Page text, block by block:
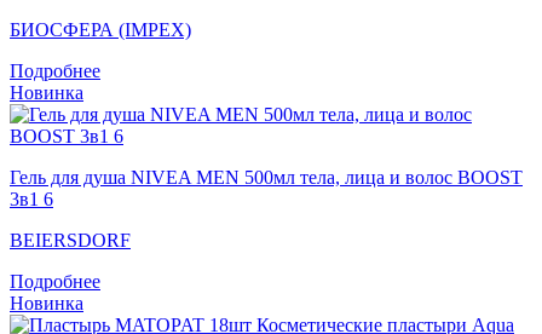
БИОСФЕРА (IMPEX)
Подробнее
Новинка
Гель для душа NIVEA MEN 500мл тела, лица и волос BOOST
3в1 6
BEIERSDORF
Подробнее
Новинка